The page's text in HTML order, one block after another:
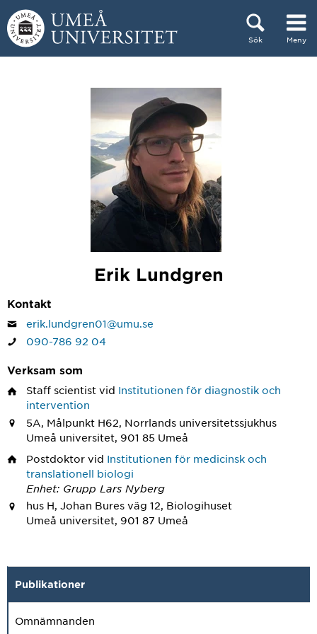
Hoppa direkt till innehållet
Sök Meny
Erik Lundgren
Kontakt
erik.lundgren01@umu.se
090-786 92 04
Verksam som
Staff scientist vid Institutionen för diagnostik och
intervention
5A, Målpunkt H62, Norrlands universitetssjukhus
Umeå universitet, 901 85 Umeå
Postdoktor vid Institutionen för medicinsk och
translationell biologi
Enhet: Grupp Lars Nyberg
hus H, Johan Bures väg 12, Biologihuset
Umeå universitet, 901 87 Umeå
Publikationer
Omnämnanden